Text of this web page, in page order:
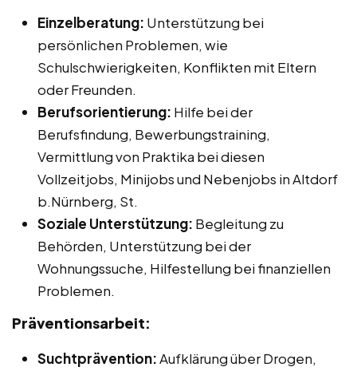
Einzelberatung: Unterstützung bei
persönlichen Problemen, wie
Schulschwierigkeiten, Konflikten mit Eltern
oder Freunden.
Berufsorientierung: Hilfe bei der
Berufsfindung, Bewerbungstraining,
Vermittlung von Praktika bei diesen
Vollzeitjobs, Minijobs und Nebenjobs in Altdorf
b.Nürnberg, St.
Soziale Unterstützung: Begleitung zu
Behörden, Unterstützung bei der
Wohnungssuche, Hilfestellung bei finanziellen
Problemen.
Präventionsarbeit:
Suchtprävention:Aufklärung über Drogen,